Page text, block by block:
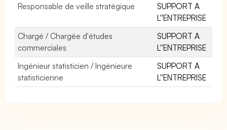
Responsable de veille stratégique
SUPPORT A
L''ENTREPRISE
Chargé / Chargée d'études
commerciales
SUPPORT A
L''ENTREPRISE
Ingénieur statisticien / Ingénieure
statisticienne
SUPPORT A
L''ENTREPRISE